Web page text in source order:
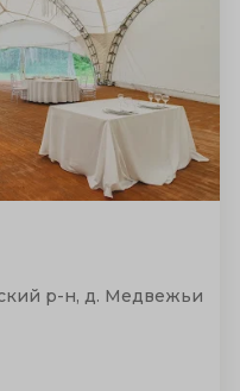
р-н, д. Медвежьи